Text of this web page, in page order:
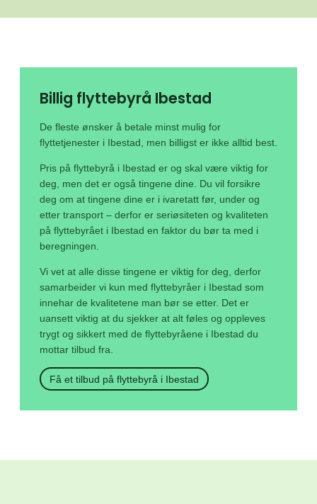
Billig flyttebyrå Ibestad
De fleste ønsker å betale minst mulig for
flyttetjenester i Ibestad, men billigst er ikke alltid best.
Pris på flyttebyrå i Ibestad er og skal være viktig for
deg, men det er også tingene dine. Du vil forsikre
deg om at tingene dine er i ivaretatt før, under og
etter transport – derfor er seriøsiteten og kvaliteten
på flyttebyrået i Ibestad en faktor du bør ta med i
beregningen.
Vi vet at alle disse tingene er viktig for deg, derfor
samarbeider vi kun med flyttebyråer i Ibestad som
innehar de kvalitetene man bør se etter. Det er
uansett viktig at du sjekker at alt føles og oppleves
trygt og sikkert med de flyttebyråene i Ibestad du
mottar tilbud fra.
Få et tilbud på flyttebyrå i Ibestad